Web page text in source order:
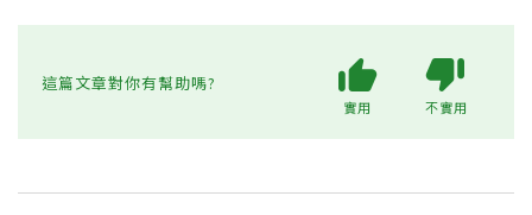
這篇文章對你有幫助嗎?
實用 不實用